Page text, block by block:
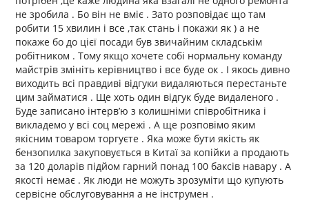
не зробила . Бо він не вміє . Зато розповідає що там
робити 15 хвилин і все ,так стань і покажи як ) а не
покаже бо до цієї посади був звичайним складськім
робітником . Тому якщо хочете собі нормальну команду
майстрів змініть керівництво і все буде ок . І якось дивно
виходить всі правдиві відгуки видаляються перестаньте
цим займатися . Ще хоть один відгук буде видаленого .
Буде записано інтервʼю з колишніми співробітника і
викладемо у всі соц мережі . А ще розповімо яким
якісним товаром торгуєте . Яка може бути якість як
бензопилка закуповується в Китаї за копійки а продають
за 120 доларів підйом гарний понад 100 баксів навару . А
якості немає . Як люди не можуть зрозуміти що купують
сервісне обслуговування а не інструмен .